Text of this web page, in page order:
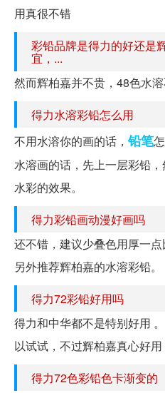
用真很不错
彩铅品牌是得力的好还是
宜，...
然而辉柏嘉并不贵，48色水
得力水溶彩铅怎么用
不用水溶你的画的话，铅笔
水溶画的话，先上一层彩铅
水彩的效果。
得力彩铅画动漫好画吗
还不错，建议少叠色用厚一
另外推荐辉柏嘉的水溶彩铅。
得力72彩铅好用吗
得力和中华都不是特别好用
以试试，不过辉柏嘉真心好用
得力72色彩铅色卡渐变的